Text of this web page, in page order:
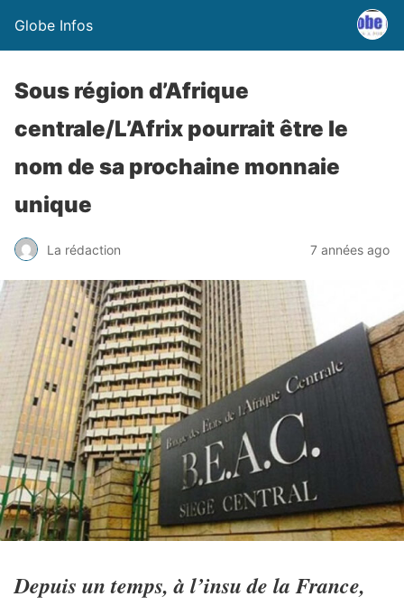
Globe Infos
Sous région d’Afrique
centrale/L’Afrix pourrait être le
nom de sa prochaine monnaie
unique
La rédaction 7 années ago
Depuis un temps, à l’insu de la France,